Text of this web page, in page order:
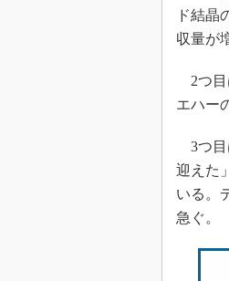
ド結晶
収量が
2つ目
エハー
3つ目
迎えた
いる。
急ぐ。